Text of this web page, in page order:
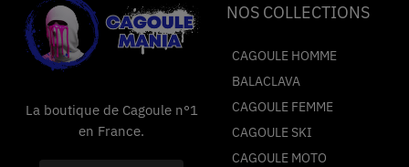
La boutique de Cagoule n°1
en France.
NOS COLLECTIONS
CAGOULE HOMME
BALACLAVA
CAGOULE FEMME
CAGOULE SKI
CAGOULE MOTO